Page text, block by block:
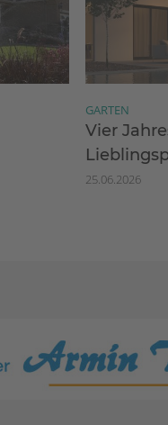
GARTEN
Vier
25.06.2026